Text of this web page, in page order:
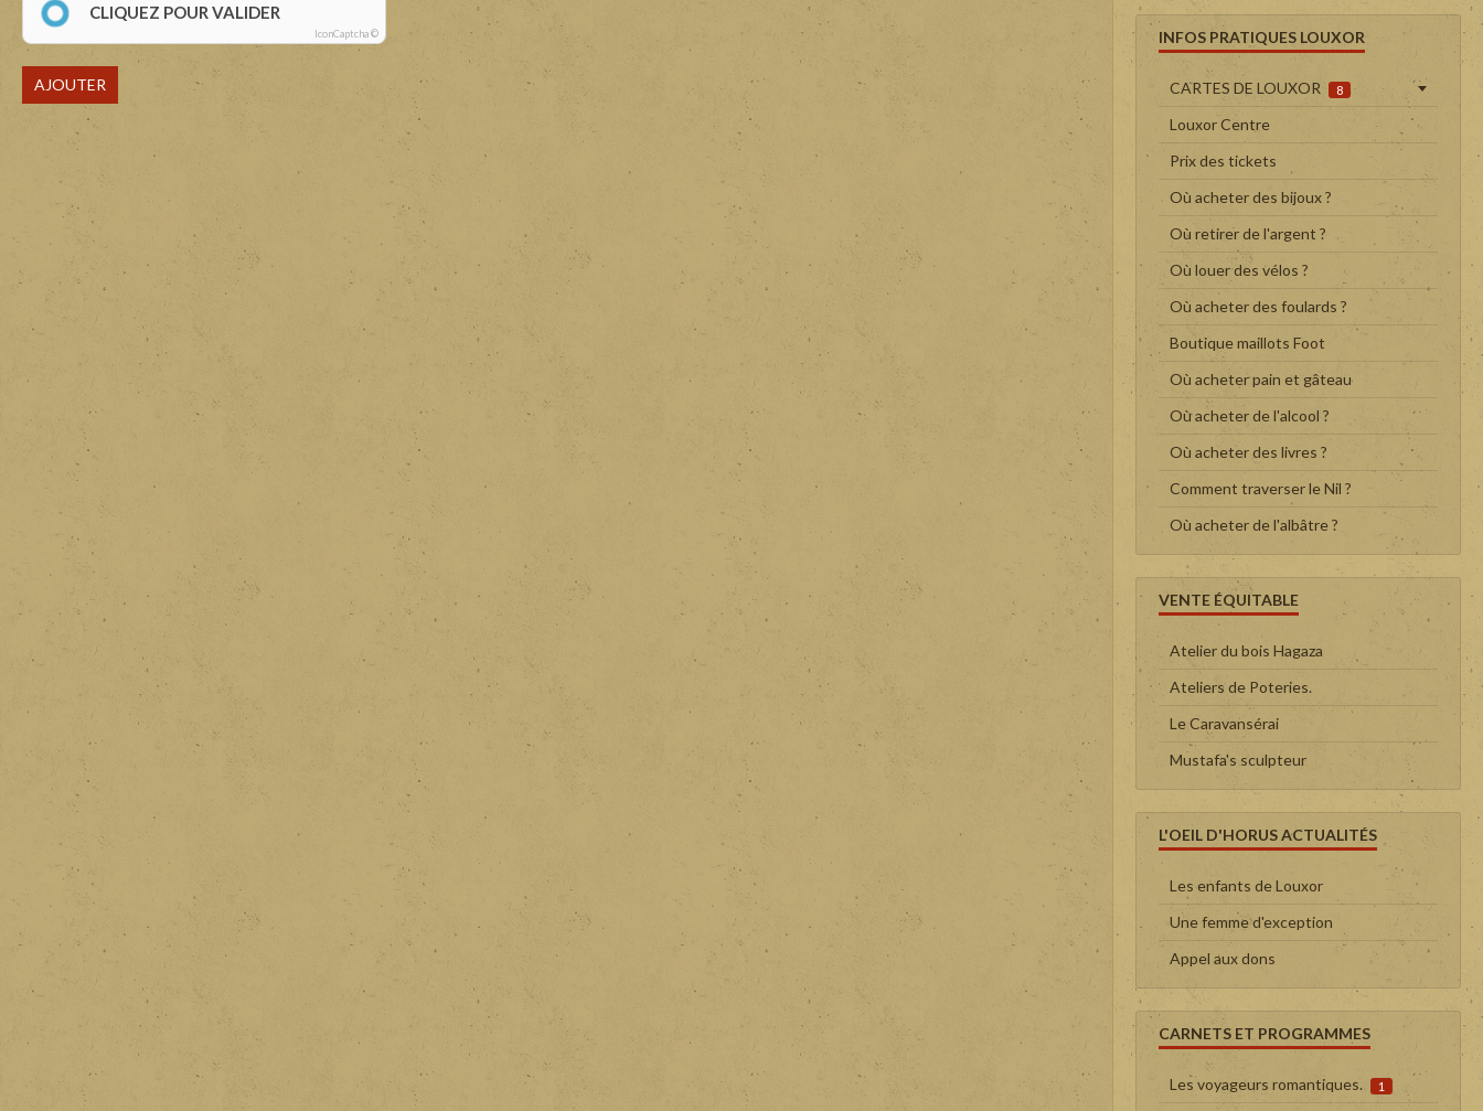
CLIQUEZ POUR VALIDER
IconCaptcha ©
AJOUTER
INFOS PRATIQUES LOUXOR
CARTES DE LOUXOR 8
Louxor Centre
Prix des tickets
Où acheter des bijoux ?
Où retirer de l'argent ?
Où louer des vélos ?
Où acheter des foulards ?
Boutique maillots Foot
Où acheter pain et gâteau
Où acheter de l'alcool ?
Où acheter des livres ?
Comment traverser le Nil ?
Où acheter de l'albâtre ?
VENTE ÉQUITABLE
Atelier du bois Hagaza
Ateliers de Poteries.
Le Caravansérai
Mustafa's sculpteur
L'OEIL D'HORUS ACTUALITÉS
Les enfants de Louxor
Une femme d'exception
Appel aux dons
CARNETS ET PROGRAMMES
Les voyageurs romantiques. 1